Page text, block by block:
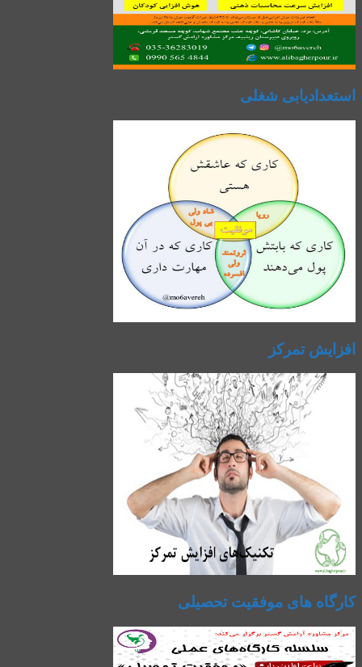
استعدادیابی شغلی
افزایش تمرکز
کارگاه های موفقیت تحصیلی